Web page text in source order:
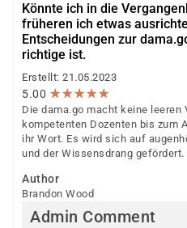
Könnte ich in die
früheren ich etwas
Entscheidungen zur
richtige ist.
Erstellt: 21.05.2023
5.00 ★★★★★
★★★★★
Die dama.go macht keine leeren
kompetenten Dozenten bis zum
ihr Wort. Es wird sich auf
und der Wissensdrang gefördert.
Author
Brandon Wood
Admin Comment